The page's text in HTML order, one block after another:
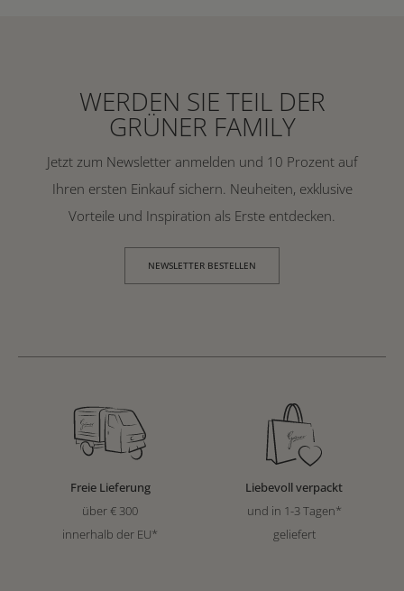
WERDEN SIE TEIL DER
GRÜNER FAMILY
Jetzt zum Newsletter anmelden und 10 Prozent auf
Ihren ersten Einkauf sichern. Neuheiten, exklusive
Vorteile und Inspiration als Erste entdecken.
NEWSLETTER BESTELLEN
Freie Lieferung
über € 300
innerhalb der EU*
Liebevoll verpackt
und in 1-3 Tagen*
geliefert